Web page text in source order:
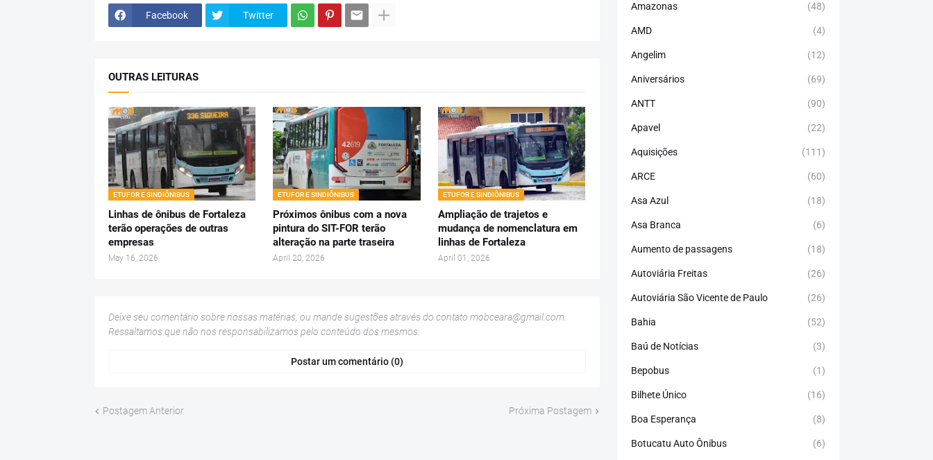
Facebook Twitter
OUTRAS LEITURAS
ETUFOR E SINDIÔNIBUS
Linhas de ônibus de Fortaleza
terão operações de outras
empresas
May 16, 2026
ETUFOR E SINDIÔNIBUS
Próximos ônibus com a nova
pintura do SIT-FOR terão
alteração na parte traseira
April 20, 2026
ETUFOR E SINDIÔNIBUS
Ampliação de trajetos e
mudança de nomenclatura em
linhas de Fortaleza
April 01, 2026
Deixe seu comentário sobre nossas matérias, ou mande sugestões através do contato mobceara@gmail.com.
Ressaltamos que não nos responsabilizamos pelo conteúdo dos mesmos.
Postar um comentário (0)
Postagem Anterior Próxima Postagem
Amazonas (48)
AMD (4)
Angelim (12)
Aniversários (69)
ANTT (90)
Apavel (22)
Aquisições (111)
ARCE (60)
Asa Azul (18)
Asa Branca (6)
Aumento de passagens (18)
Autoviária Freitas (26)
Autoviária São Vicente de Paulo (26)
Bahia (52)
Baú de Notícias (3)
Bepobus (1)
Bilhete Único (16)
Boa Esperança (8)
Botucatu Auto Ônibus (6)